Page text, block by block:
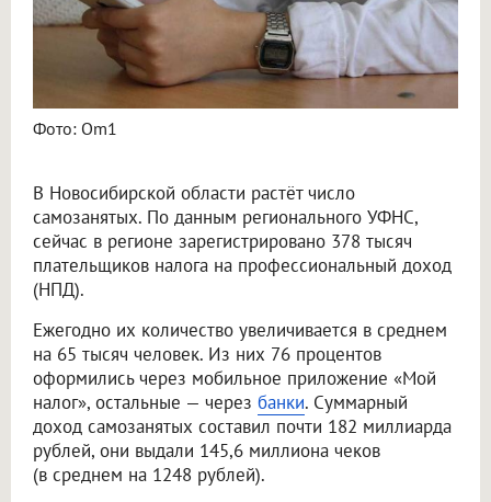
Фото: Om1
В Новосибирской области растёт число
самозанятых. По данным регионального УФНС,
сейчас в регионе зарегистрировано 378 тысяч
плательщиков налога на профессиональный доход
(НПД).
Ежегодно их количество увеличивается в среднем
на 65 тысяч человек. Из них 76 процентов
оформились через мобильное приложение «Мой
налог», остальные — через банки. Суммарный
доход самозанятых составил почти 182 миллиарда
рублей, они выдали 145,6 миллиона чеков
(в среднем на 1248 рублей).